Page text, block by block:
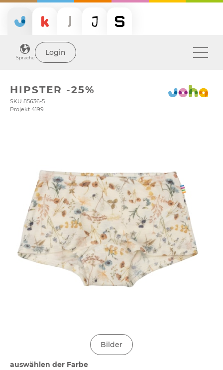
Sprache
Login
HIPSTER -25%
SKU 85636-5
Projekt 4199
Bilder
auswählen der Farbe